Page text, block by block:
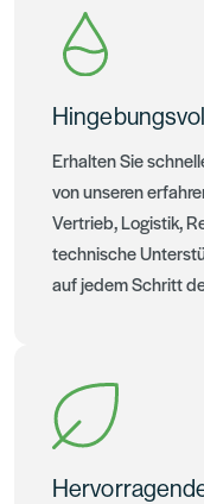
Erhalten Sie
von unseren
Vertrieb, Logistik,
technische
auf jedem Schritt